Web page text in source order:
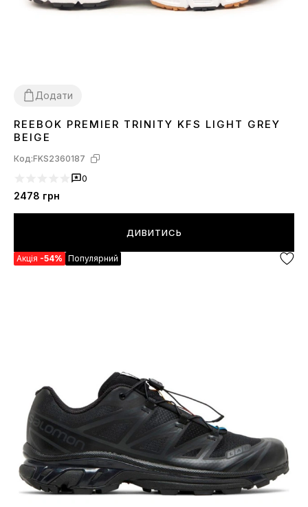
Додати
4142 434445
REEBOK PREMIER TRINITY KFS LIGHT GREY
BEIGE
Код:FKS2360187
0
2478 грн
ДИВИТИСЬ
Акція -54% Популярний